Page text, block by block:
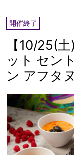
開催終了
【10/25(
ット セン
ン アフタ